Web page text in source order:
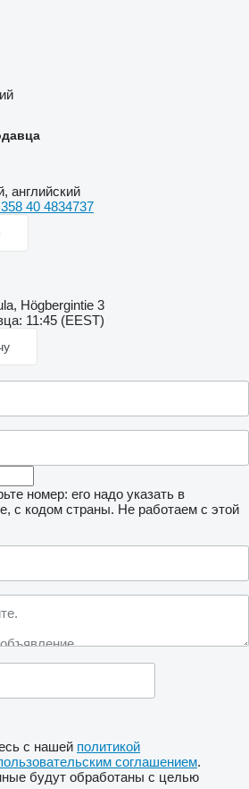
английский
40 4834737
Högbergintie 3
11:45 (EEST)
номер: его надо указать в
с кодом страны. Не работаем с этой
с нашей политикой
соглашением.
будут обработаны с целью